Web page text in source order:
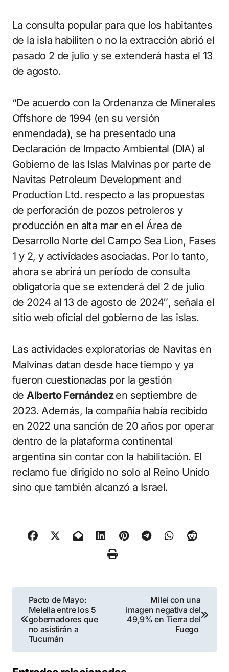
La consulta popular para que los habitantes
de la isla habiliten o no la extracción abrió el
pasado 2 de julio y se extenderá hasta el 13
de agosto.
“De acuerdo con la Ordenanza de Minerales
Offshore de 1994 (en su versión
enmendada), se ha presentado una
Declaración de Impacto Ambiental (DIA) al
Gobierno de las Islas Malvinas por parte de
Navitas Petroleum Development and
Production Ltd. respecto a las propuestas
de perforación de pozos petroleros y
producción en alta mar en el Área de
Desarrollo Norte del Campo Sea Lion, Fases
1 y 2, y actividades asociadas. Por lo tanto,
ahora se abrirá un período de consulta
obligatoria que se extenderá del 2 de julio
de 2024 al 13 de agosto de 2024″, señala el
sitio web oficial del gobierno de las islas.
Las actividades exploratorias de Navitas en
Malvinas datan desde hace tiempo y ya
fueron cuestionadas por la gestión
deAlberto Fernándezen septiembre de
2023. Además, la compañía había recibido
en 2022 una sanción de 20 años por operar
dentro de la plataforma continental
argentina sin contar con la habilitación. El
reclamo fue dirigido no solo al Reino Unido
sino que también alcanzó a Israel.
Navegación
de
entradas
Pacto de Mayo:
Melella entre los 5
gobernadores que
no asistirán a
Tucumán
Milei con una
imagen negativa del
49,9% en Tierra del
Fuego